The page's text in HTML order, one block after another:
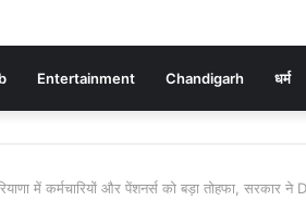
Entertainment Chandigarh धर्म
में कर्मचारियों और पेंशनर्स को बड़ा तोहफा, सरकार ने